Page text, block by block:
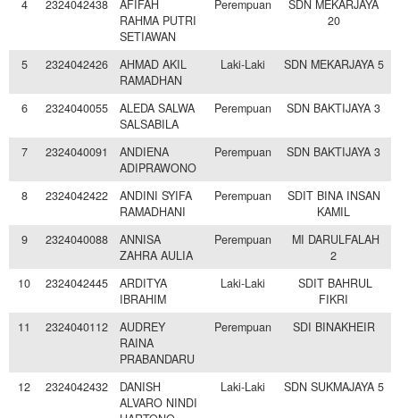
4 2324042438
AFIFAH
RAHMA PUTRI
SETIAWAN
Perempuan
SDN MEKARJAYA
20
5 2324042426
AHMAD AKIL
RAMADHAN
Laki-Laki SDN MEKARJAYA 5
6 2324040055
ALEDA SALWA
SALSABILA
Perempuan SDN BAKTIJAYA 3
7 2324040091
ANDIENA
ADIPRAWONO
Perempuan SDN BAKTIJAYA 3
8 2324042422
ANDINI SYIFA
RAMADHANI
Perempuan
SDIT BINA INSAN
KAMIL
9 2324040088
ANNISA
ZAHRA AULIA
Perempuan
MI DARULFALAH
2
10 2324042445
ARDITYA
IBRAHIM
Laki-Laki
SDIT BAHRUL
FIKRI
11 2324040112
AUDREY
RAINA
PRABANDARU
Perempuan SDI BINAKHEIR
12 2324042432
DANISH
ALVARO NINDI
Laki-Laki SDN SUKMAJAYA 5